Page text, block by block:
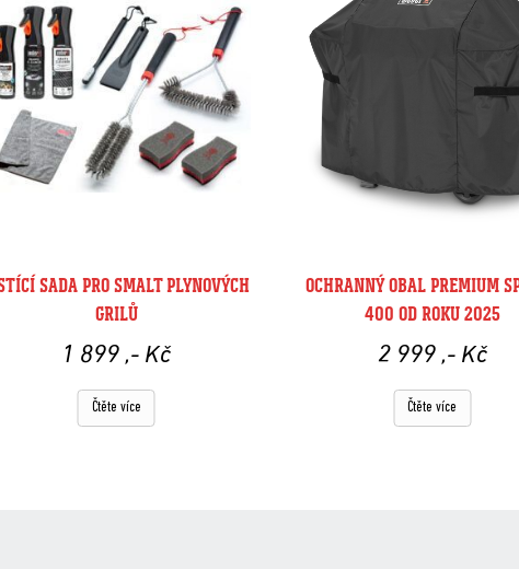
SADA PRO SMALT PLYNOVÝCH
GRILŮ
1 899,- Kč
Čtěte více
OCHRANNÝ OBAL PREMIUM
400 OD ROKU 2025
2 999 ,- Kč
Čtěte více